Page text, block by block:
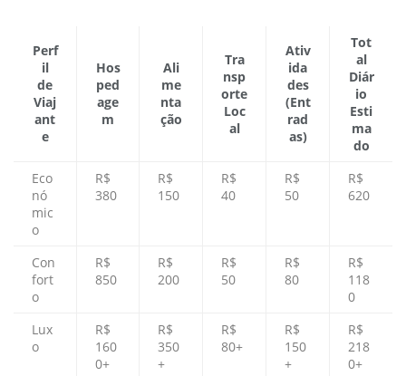
Perf
il
de
Viaj
ant
e
Hos
ped
age
m
Ali
me
nta
ção
Tra
nsp
orte
Loc
al
Ativ
ida
des
(Ent
rad
as)
Tot
al
Diár
io
Esti
ma
do
Eco
nó
mic
o
R$
380
R$
150
R$
40
R$
50
R$
620
Con
fort
o
R$
850
R$
200
R$
50
R$
80
R$
118
0
Lux
o
R$
160
0+
R$
350
+
R$
80+
R$
150
+
R$
218
0+